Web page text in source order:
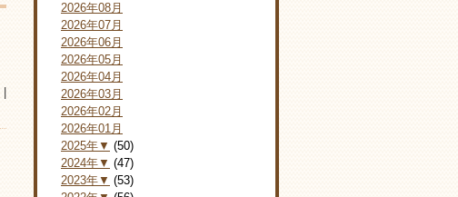
2026年08月
2026年07月
2026年06月
2026年05月
2026年04月
2026年03月
2026年02月
2026年01月
2025年▼ (50)
2024年▼ (47)
2023年▼ (53)